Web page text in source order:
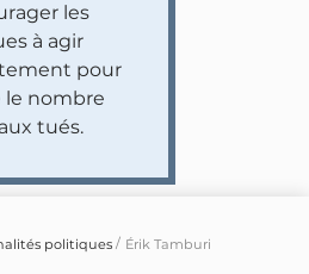
les
à agir
pour
le nombre
tués.
politiques Érik Tamburi